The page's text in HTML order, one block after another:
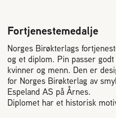
2004 Lillestrøm
TEL 63 94 20 80
post@norbi.no
Fortjenestemedalje
Norges Birøkterlags
og et diplom. Pin passer
kvinner og menn. Den er
for Norges Birøkterlag av
Espeland AS på Årnes.
Diplomet har et historisk